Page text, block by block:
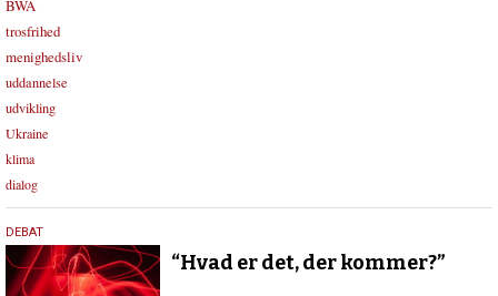
BWA
trosfrihed
menighedsliv
uddannelse
udvikling
Ukraine
klima
dialog
21.
november
2024
DEBAT
“Hvad er det, der kommer?”